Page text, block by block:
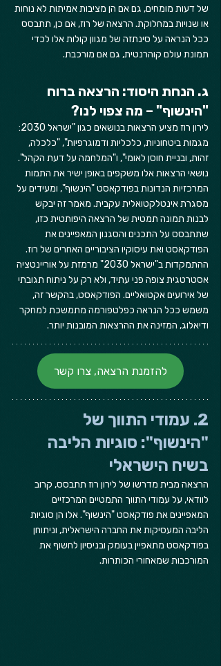
של דעות מומחים, גם אם הן מציבות אמיתות לא נוחות
או שנויות במחלוקת. הרצאה של רוז, אם כן, תתבסס
ככל הנראה על סינתזה של מגוון קולות אלו לכדי
תמונת עולם קוהרנטית, גם אם מורכבת.
ג. הנחת היסוד: הרצאה ברוח
"הינשוף" – מה צפוי לנו?
לירון רוז מציע הרצאות בנושאים כגון "ישראל 2030:
מגמות ביטחוניות, כלכליות ודמוגרפיות", "כלכלה,
זהות, ובניית חוסן לאומי", ו"המלחמה על דעת הקהל".
נושאי הרצאות אלו משקפים באופן ישיר את התמות
המרכזיות הנדונות בפודקאסט "הינשוף", ומעידים על
מסגרת אינטלקטואלית עקבית. מאמר זה יבקש
לבנות תמונה תמטית של הרצאה היפותטית כזו,
שתתבסס על התכנים והסגנון המאפיינים את
הפודקאסט ואת עיסוקיו הציבוריים האחרים של רוז.
ההתמקדות ב"ישראל 2030" מרמזת על אוריינטציה
אסטרטגית צופה פני עתיד, ולא רק על ניתוח תגובתי
של אירועים אקטואליים. הפודקאסט, בהקשר זה,
משמש ככל הנראה כפלטפורמה מתמשכת למחקר
ודיאלוג, המזינה את ההרצאות המובנות יותר.
להזמנת הרצאה, צרו קשר
2. עמודי התווך של
"הינשוף": סוגיות הליבה
בשיח הישראלי
הרצאה מבית מדרשו של לירון רוז תתבסס, קרוב
לוודאי, על עמודי התווך התמטיים המרכזיים
המאפיינים את פודקאסט "הינשוף". אלו הן סוגיות
הליבה המעסיקות את החברה הישראלית, וניתוחן
בפודקאסט מתאפיין בעומק ובניסיון לחשוף את
המורכבות שמאחורי הכותרות.